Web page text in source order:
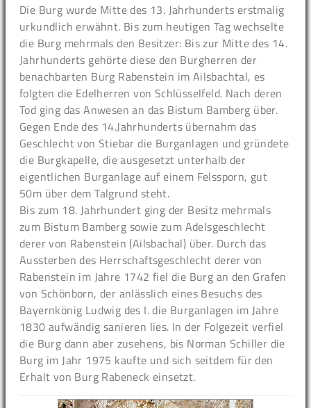
Die Burg wurde Mitte des 13. Jahrhunderts erstmalig
urkundlich erwähnt. Bis zum heutigen Tag wechselte
die Burg mehrmals den Besitzer: Bis zur Mitte des 14.
Jahrhunderts gehörte diese den Burgherren der
benachbarten Burg Rabenstein im Ailsbachtal, es
folgten die Edelherren von Schlüsselfeld. Nach deren
Tod ging das Anwesen an das Bistum Bamberg über.
Gegen Ende des 14.Jahrhunderts übernahm das
Geschlecht von Stiebar die Burganlagen und gründete
die Burgkapelle, die ausgesetzt unterhalb der
eigentlichen Burganlage auf einem Felssporn, gut
50m über dem Talgrund steht.
Bis zum 18. Jahrhundert ging der Besitz mehrmals
zum Bistum Bamberg sowie zum Adelsgeschlecht
derer von Rabenstein (Ailsbachal) über. Durch das
Aussterben des Herrschaftsgeschlecht derer von
Rabenstein im Jahre 1742 fiel die Burg an den Grafen
von Schönborn, der anlässlich eines Besuchs des
Bayernkönig Ludwig des I. die Burganlagen im Jahre
1830 aufwändig sanieren lies. In der Folgezeit verfiel
die Burg dann aber zusehens, bis Norman Schiller die
Burg im Jahr 1975 kaufte und sich seitdem für den
Erhalt von Burg Rabeneck einsetzt.